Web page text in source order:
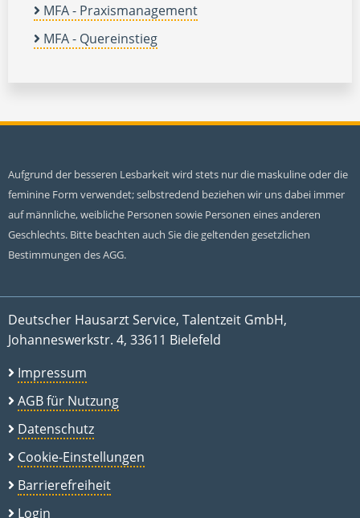
MFA - Praxismanagement
MFA - Quereinstieg
Aufgrund der besseren Lesbarkeit wird stets nur die maskuline oder die
feminine Form verwendet; selbstredend beziehen wir uns dabei immer
auf männliche, weibliche Personen sowie Personen eines anderen
Geschlechts. Bitte beachten auch Sie die geltenden gesetzlichen
Bestimmungen des AGG.
Deutscher Hausarzt Service, Talentzeit GmbH,
Johanneswerkstr. 4, 33611 Bielefeld
Impressum
AGB für Nutzung
Datenschutz
Cookie-Einstellungen
Barrierefreiheit
Login